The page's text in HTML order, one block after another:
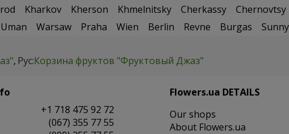
Kharkov Kherson Khmelnitsky Cherkassy Chernovtsy
Uman Warsaw Praha Wien Berlin Revne Burgas
Рус:Корзина фруктов "Фруктовый Джаз"
+1 718 475 92 72
(067) 355 77 55
Flowers.ua DETAILS
Our shops
About Flowers.ua